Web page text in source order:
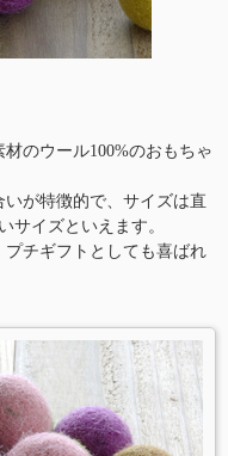
のウール100%のおもちゃ
が特徴的で、サイズは直
サイズといえます。
チギフトとしても喜ばれ